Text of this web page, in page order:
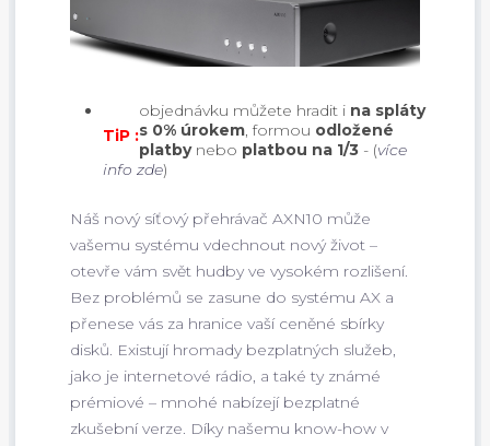
TiP :
objednávku můžete hradit i na spláty
s 0% úrokem, formou odložené
platbynebo platbou na 1/3 - (více
info zde)
Náš nový síťový přehrávač AXN10 může
vašemu systému vdechnout nový život –
otevře vám svět hudby ve vysokém rozlišení.
Bez problémů se zasune do systému AX a
přenese vás za hranice vaší ceněné sbírky
disků. Existují hromady bezplatných služeb,
jako je internetové rádio, a také ty známé
prémiové – mnohé nabízejí bezplatné
zkušební verze. Díky našemu know-how v